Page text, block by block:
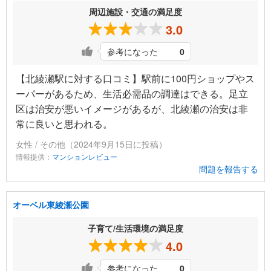
周辺施設・交通の満足度
3.0
参考になった 0
【北綾瀬駅に対する口コミ】駅前に100円ショップやス
ーパーがあるため、生活必需品の調達はできる。足立
区は治安が悪いイメージがあるが、北綾瀬の治安は非
常に良いと思われる。
女性 / その他（2024年9月15日に投稿）
情報提供： マンションレビュー
問題を報告する
オーベル東綾瀬公園
子育て/生活環境の満足度
4.0
参考になった 0